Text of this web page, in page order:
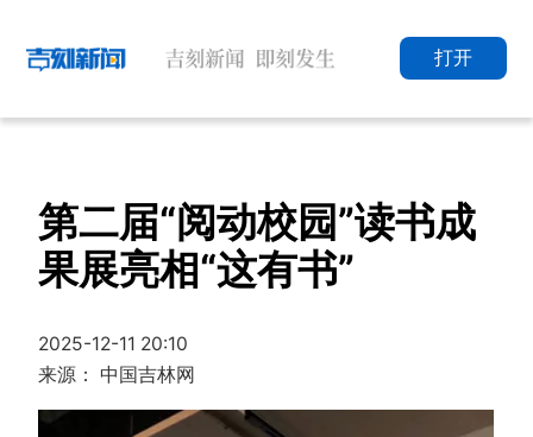
打开
第二届“阅动校园”读书成
果展亮相“这有书”
2025-12-11 20:10
来源： 中国吉林网